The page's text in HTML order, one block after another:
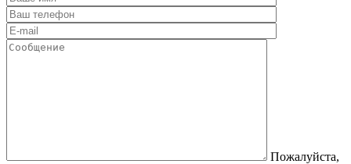
Пожалуйста,